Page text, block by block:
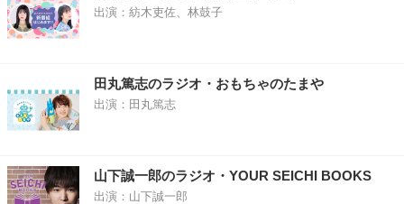
出演：紡木吏佐、林鼓子
田丸篤志のラジオ・おもちゃのたまや
出演：田丸篤志
山下誠一郎のラジオ・YOUR SEICHI BOOKS
出演：山下誠一郎